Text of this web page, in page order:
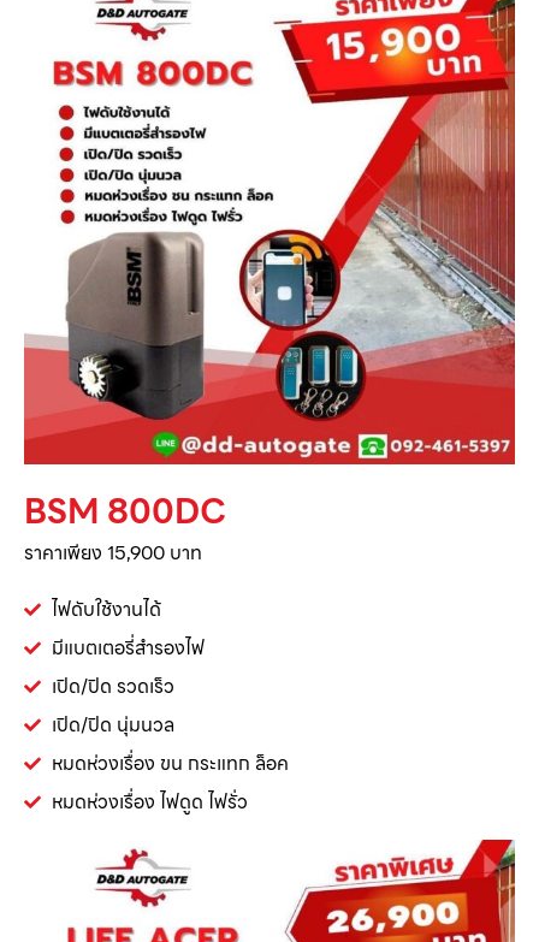
BSM 800DC
ราคาเพียง 15,900 บาท
ไฟดับใช้งานได้
มีแบตเตอรี่สำรองไฟ
เปิด/ปิด รวดเร็ว
เปิด/ปิด นุ่มนวล
หมดห่วงเรื่อง ขน กระแทก ล็อค
หมดห่วงเรื่อง ไฟดูด ไฟรั่ว